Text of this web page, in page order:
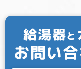
給湯器と
お問い